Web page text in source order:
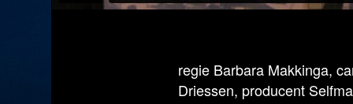
regie Barbara Makkinga,
Driessen, producent